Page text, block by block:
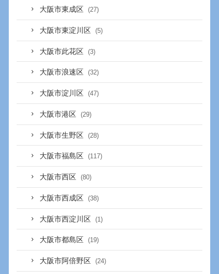
大阪市東成区 (27)
大阪市東淀川区 (5)
大阪市此花区 (3)
大阪市浪速区 (32)
大阪市淀川区 (47)
大阪市港区 (29)
大阪市生野区 (28)
大阪市福島区 (117)
大阪市西区 (80)
大阪市西成区 (38)
大阪市西淀川区 (1)
大阪市都島区 (19)
大阪市阿倍野区 (24)